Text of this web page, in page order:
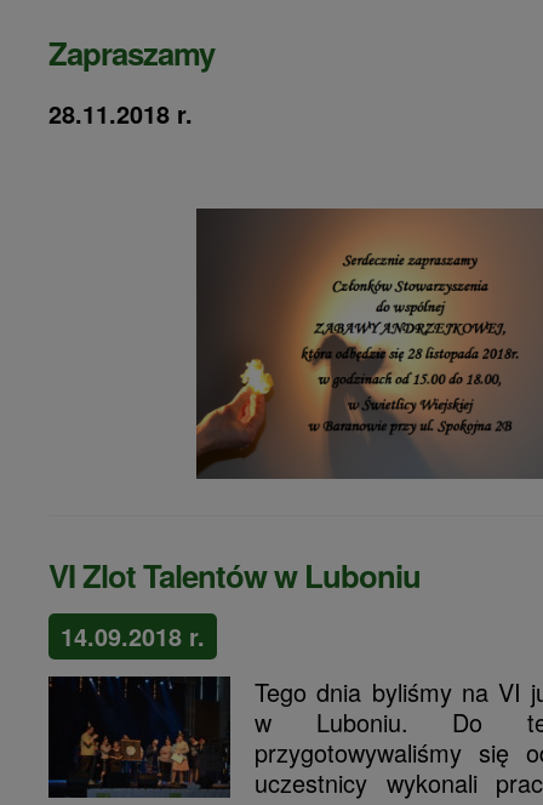
Zapraszamy
28.11.2018 r.
VI Zlot Talentów w Luboniu
14.09.2018 r.
Tego dnia byliśmy na VI
w Luboniu. Do
przygotowywaliśmy się
uczestnicy wykonali